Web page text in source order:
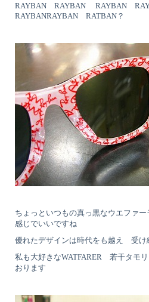
RAYBAN RAYBAN RAYBAN
RAYBANRAYBAN RATBAN？
ちょっといつもの真っ黒なウエファー
感じでいいですね
優れたデザインは時代をも越え 受け
私も大好きなWATFARER 若干タモ
おります